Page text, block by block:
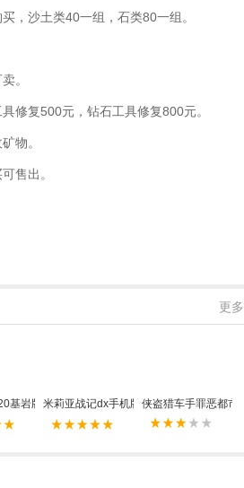
，沙土类40一组，石类80一组。
。
修复500元，钻石工具修复800元。
物。
售出。
更多
基岩版手机版米莉亚战记dx手机版 侠盗猎车手罪恶都市